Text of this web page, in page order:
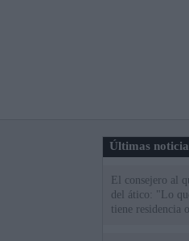
Últimas
El consejero al
del ático: "Lo
tiene residencia